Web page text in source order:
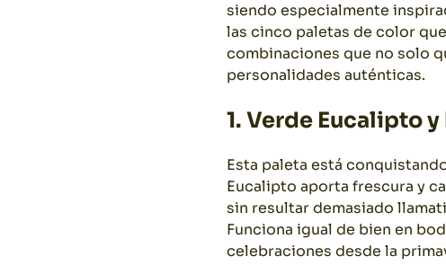
siendo especialmente
las cinco paletas de color
combinaciones que no solo
personalidades auténticas.
1. Verde Eucalipto
Esta paleta está
Eucalipto aporta frescura y
sin resultar demasiado
Funciona igual de bien en
celebraciones desde la